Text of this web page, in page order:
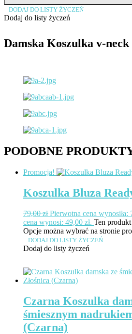
DODAJ DO LISTY ŻYCZEŃ
Dodaj do listy życzeń
Damska Koszulka v-
PODOBNE
Promocja!
Koszulka Bluza
79,00zł Pierwotna cena wynosiła:
cena wynosi: 49,00 zł. Ten
Opcje można wybrać na stronie
DODAJ DO LISTY ŻYCZEŃ
Dodaj do listy życzeń
Czarna Koszulka
śmiesznym
(Czarna)